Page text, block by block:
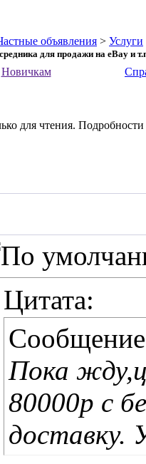
объявления > Услуги
для продажи на eBay и
Новичкам
для чтения.
Цитата:
Пока
80000р с
доставку.